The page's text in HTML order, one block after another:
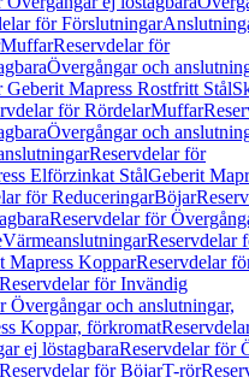
för Förslutningar
MuffarReservdelar för
Övergångar och
Mapress Rostfritt Stål
för RördelarMuffar
Övergångar och
Reservdelar för
Elförzinkat StålGeberit
för ReduceringarBöjar
Reservdelar för
VärmeanslutningarReservdelar
Mapress KopparReservdelar
Reservdelar för Invändig
Övergångar och anslutningar,
Koppar, förkromat
ej löstagbaraReservdelar för
Reservdelar för BöjarT-rör